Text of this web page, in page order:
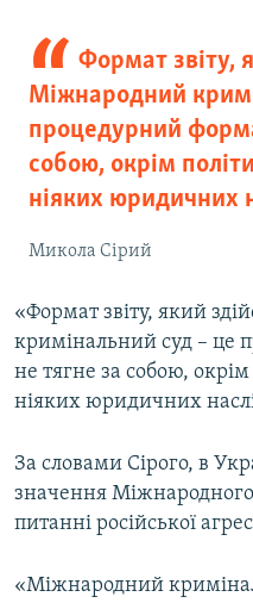
Формат звіту,
Міжнародний
процедурний
собою, окрім
ніяких юридичних
Микола Сірий
«Формат звіту, який
кримінальний суд – це
не тягне за собою,
ніяких юридичних
За словами Сірого, в
значення
питанні російської
«Міжнародний